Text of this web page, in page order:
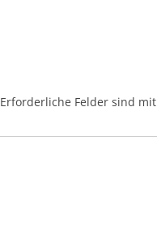
Erforderliche Felder sind mit